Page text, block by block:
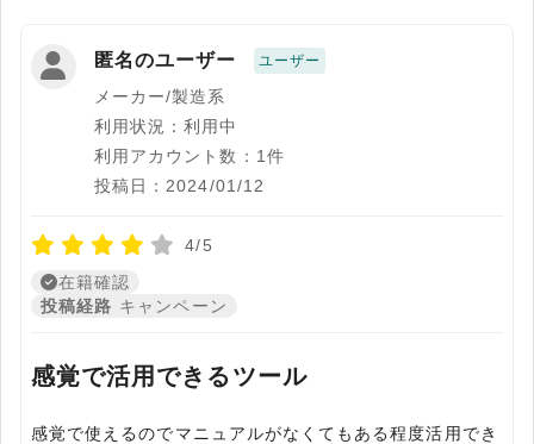
匿名のユーザー ユーザー
メーカー/製造系
利用状況：利用中
利用アカウント数：1件
投稿日：2024/01/12
4/5
在籍確認
投稿経路 キャンペーン
感覚で活用できるツール
感覚で使えるのでマニュアルがなくてもある程度活用でき